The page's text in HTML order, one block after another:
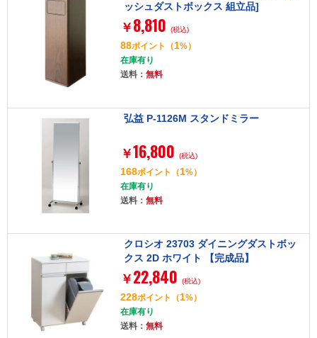
ッシュダストボックス 組立品]
￥ 8,810 (税込)
88ポイント （1%）
在庫有り
送料： 無料
弘益 P-1126M スタンドミラー
￥16,800 (税込)
168ポイント （1%）
在庫有り
送料： 無料
クロシオ 23703 ダイニングダストボッ
クス 2D ホワイト 【完成品】
￥ 22,840 (税込)
228ポイント （1%）
在庫有り
送料： 無料